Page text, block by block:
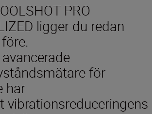
PRO
ligger du redan
för
har